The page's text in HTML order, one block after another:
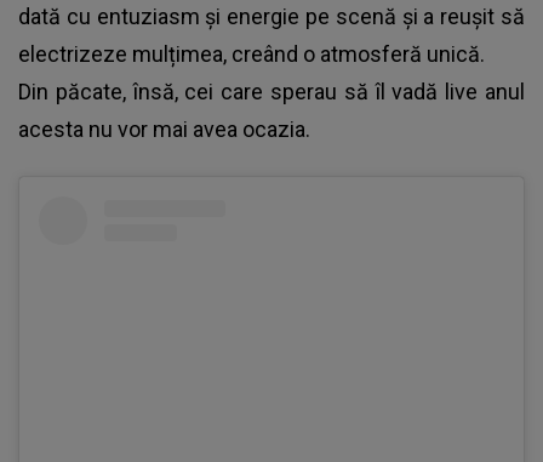
dată cu entuziasm și energie pe scenă și a reușit să
electrizeze mulțimea, creând o atmosferă unică.
Din păcate, însă, cei care sperau să îl vadă live anul
acesta nu vor mai avea ocazia.